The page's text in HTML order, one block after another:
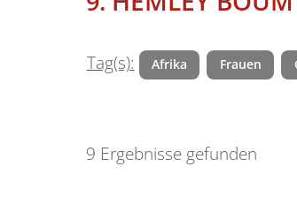
Tag(s): Afrika Frauen
9 Ergebnisse gefunden